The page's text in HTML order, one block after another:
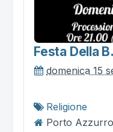
Festa Della
domenica 15
Religione
Porto